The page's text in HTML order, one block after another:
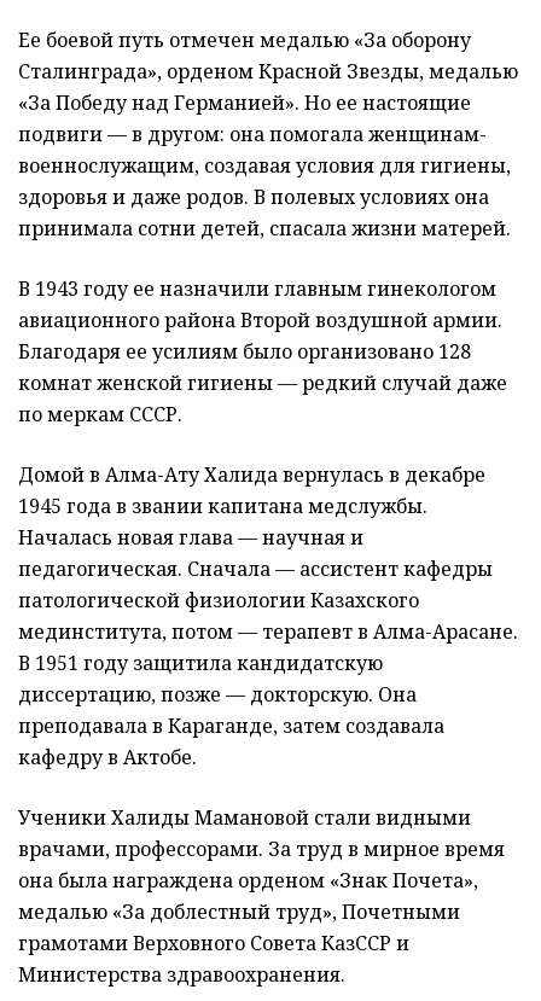
Ее боевой путь отмечен медалью «За оборону
Сталинграда», орденом Красной Звезды, медалью
«За Победу над Германией». Но ее настоящие
подвиги — в другом: она помогала женщинам-
военнослужащим, создавая условия для гигиены,
здоровья и даже родов. В полевых условиях она
принимала сотни детей, спасала жизни матерей.
В 1943 году ее назначили главным гинекологом
авиационного района Второй воздушной армии.
Благодаря ее усилиям было организовано 128
комнат женской гигиены — редкий случай даже
по меркам СССР.
Домой в Алма-Ату Халида вернулась в декабре
1945 года в звании капитана медслужбы.
Началась новая глава — научная и
педагогическая. Сначала — ассистент кафедры
патологической физиологии Казахского
мединститута, потом — терапевт в Алма-Арасане.
В 1951 году защитила кандидатскую
диссертацию, позже — докторскую. Она
преподавала в Караганде, затем создавала
кафедру в Актобе.
Ученики Халиды Мамановой стали видными
врачами, профессорами. За труд в мирное время
она была награждена орденом «Знак Почета»,
медалью «За доблестный труд», Почетными
грамотами Верховного Совета КазССР и
Министерства здравоохранения.